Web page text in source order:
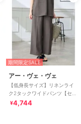
期間限定SALE
アー・ヴェ・ヴェ
【低身長サイズ】リネンライ
ク2タックワイドパンツ【セッ
トアップ対応/接触冷感/UVカ
¥4,744